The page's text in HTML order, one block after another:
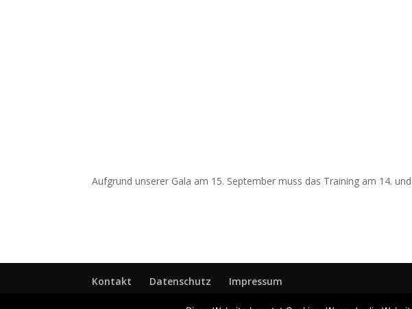
Aufgrund unserer Gala am 15. September muss das Training am 14.
Kontakt Datenschutz Impressum